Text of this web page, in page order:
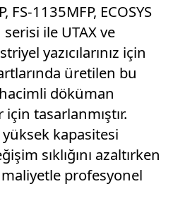
FS-1135MFP, ECOSYS
ile UTAX ve
yazıcılarınız için
üretilen bu
döküman
tasarlanmıştır.
yüksek kapasitesi
sıklığını azaltırken
profesyonel